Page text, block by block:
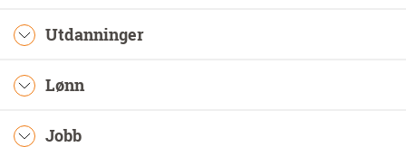
Utdanninger
Lønn
Jobb